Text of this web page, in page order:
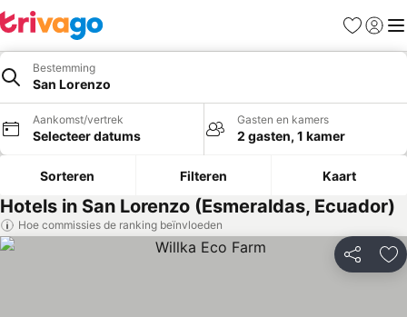
Favorieten
Bestemming
San Lorenzo
Aankomst/vertrek
Selecteer datums
Gasten en kamers
2 gasten, 1 kamer
Sorteren Filteren Kaart
Hotels in San Lorenzo (Esmeraldas, Ecuador)
Hoe commissies de ranking beïnvloeden
Delen